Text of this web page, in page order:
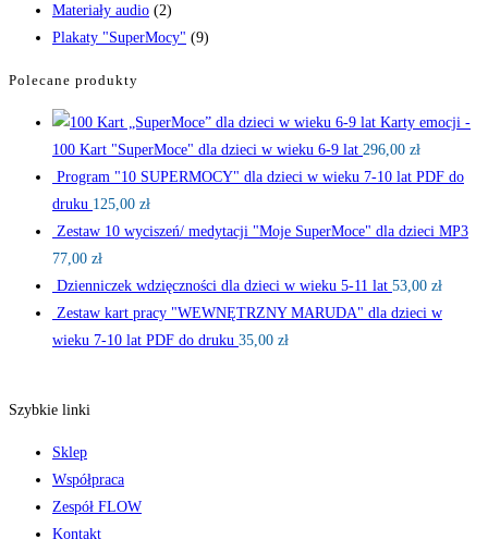
Materiały audio (2)
Plakaty "SuperMocy" (9)
Polecane produkty
Karty emocji -
100 Kart "SuperMoce" dla dzieci w wieku 6-9 lat 296,00 zł
Program "10 SUPERMOCY" dla dzieci w wieku 7-10 lat PDF do
druku 125,00 zł
Zestaw 10 wyciszeń/ medytacji "Moje SuperMoce" dla dzieci MP3
77,00 zł
Dzienniczek wdzięczności dla dzieci w wieku 5-11 lat 53,00 zł
Zestaw kart pracy "WEWNĘTRZNY MARUDA" dla dzieci w
wieku 7-10 lat PDF do druku 35,00 zł
Szybkie linki
Sklep
Współpraca
Zespół FLOW
Kontakt